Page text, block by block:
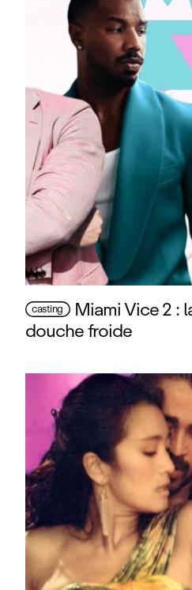
casting Miami Vice 2 :
douche froide